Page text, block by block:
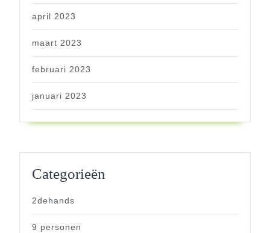
april 2023
maart 2023
februari 2023
januari 2023
Categorieën
2dehands
9 personen